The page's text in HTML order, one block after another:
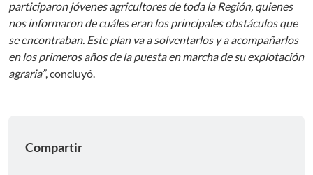
participaron jóvenes agricultores de toda la Región, quienes
nos informaron de cuáles eran los principales obstáculos que
se encontraban. Este plan va a solventarlos y a acompañarlos
en los primeros años de la puesta en marcha de su explotación
agraria”, concluyó.
Compartir